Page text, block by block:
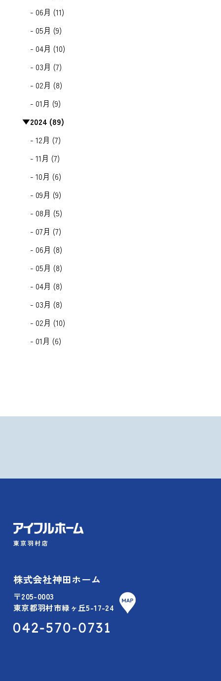
- 06月 (11)
- 05月 (9)
- 04月 (10)
- 03月 (7)
- 02月 (8)
- 01月 (9)
▼2024 (89)
- 12月 (7)
- 11月 (7)
- 10月 (6)
- 09月 (9)
- 08月 (5)
- 07月 (7)
- 06月 (8)
- 05月 (8)
- 04月 (8)
- 03月 (8)
- 02月 (10)
- 01月 (6)
株式会社神田ホーム
〒205-0003
東京都羽村市緑ヶ丘5-17-24